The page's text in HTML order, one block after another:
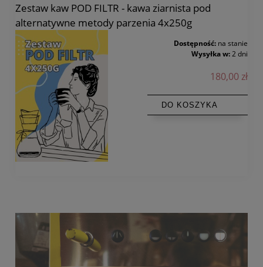
Zestaw kaw POD FILTR - kawa ziarnista pod
alternatywne metody parzenia 4x250g
Dostępność: na stanie
Wysyłka w: 2 dni
180,00 zł
DO KOSZYKA